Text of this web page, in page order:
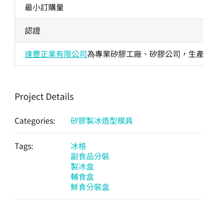
最小訂購量
認證
達豐正業有限公司為專業矽膠工廠、矽膠公司，生產各
Project Details
Categories: 矽膠製冰造型模具
Tags:
冰格
副食品分裝
製冰盒
輔食盒
鮮食分裝盒